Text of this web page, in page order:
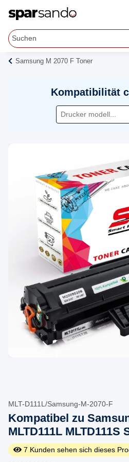
Samsung M 2070 F Toner
Kompatibilität
MLT-D111L/Samsung-M-2070-F
Kompatibel zu
MLTD111L MLTD111S
7 Kunden sehen sich dieses